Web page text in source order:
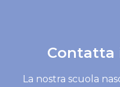
Contatta
La nostra scuola